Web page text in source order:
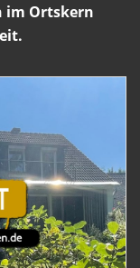
im Ortskern